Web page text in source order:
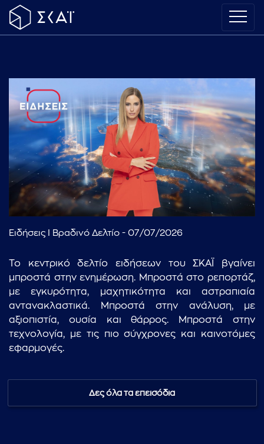
Ειδήσεις I Βραδινό Δελτίο - 07/07/2026
Το κεντρικό δελτίο ειδήσεων του ΣΚΑΪ βγαίνει
μπροστά στην ενημέρωση. Μπροστά στο ρεπορτάζ,
με εγκυρότητα, μαχητικότητα και αστραπιαία
αντανακλαστικά. Μπροστά στην ανάλυση, με
αξιοπιστία, ουσία και θάρρος. Μπροστά στην
τεχνολογία, με τις πιο σύγχρονες και καινοτόμες
εφαρμογές.
Δες όλα τα επεισόδια